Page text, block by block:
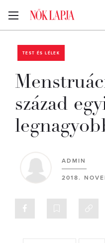
TEST ÉS LÉLEK
század
ADMIN
2018.